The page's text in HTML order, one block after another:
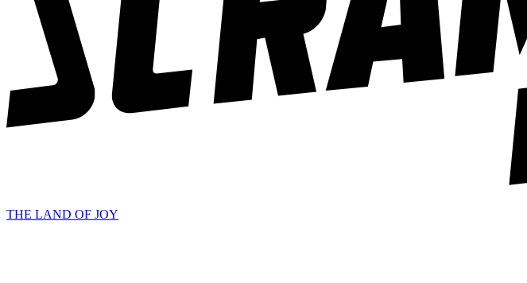
THE LAND OF JOY